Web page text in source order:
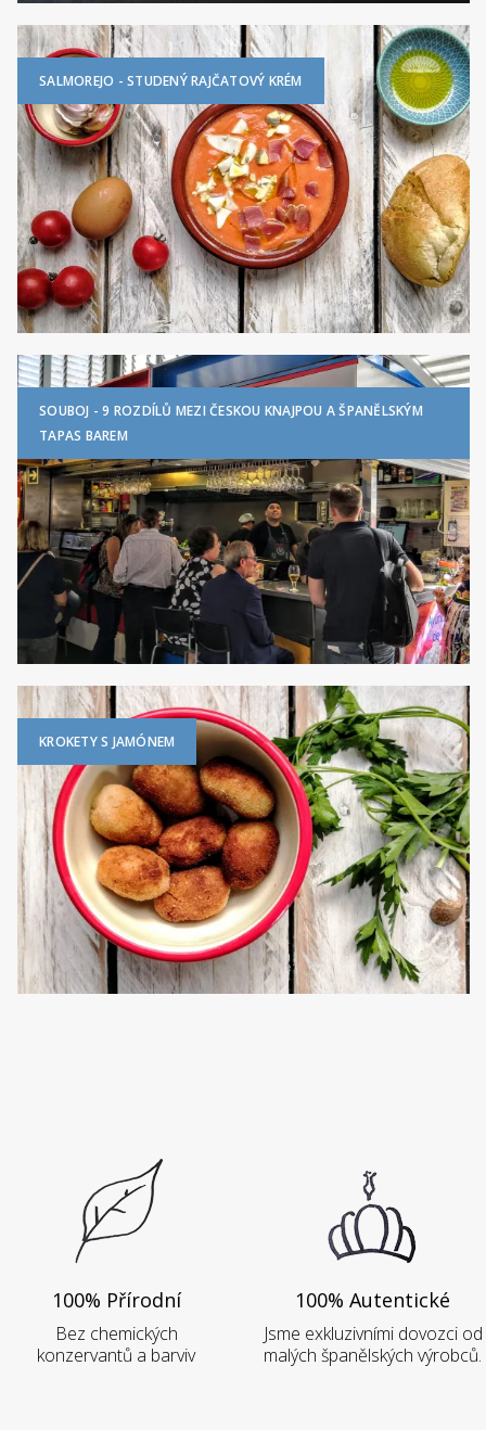
SALMOREJO - STUDENÝ RAJČATOVÝ KRÉM
SOUBOJ - 9 ROZDÍLŮ MEZI ČESKOU KNAJPOU A ŠPANĚLSKÝM
TAPAS BAREM
KROKETY S JAMÓNEM
100% Přírodní
Bez chemických
konzervantů a barviv
100% Autentické
Jsme exkluzivními dovozci od
malých španělských výrobců.